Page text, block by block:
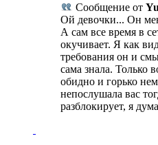
Сообщение от
Ой девочки... Он
А сам все время в
окучивает. Я как
требования он и
сама знала. Только
обидно и горько
непослушала вас
разблокирует, я